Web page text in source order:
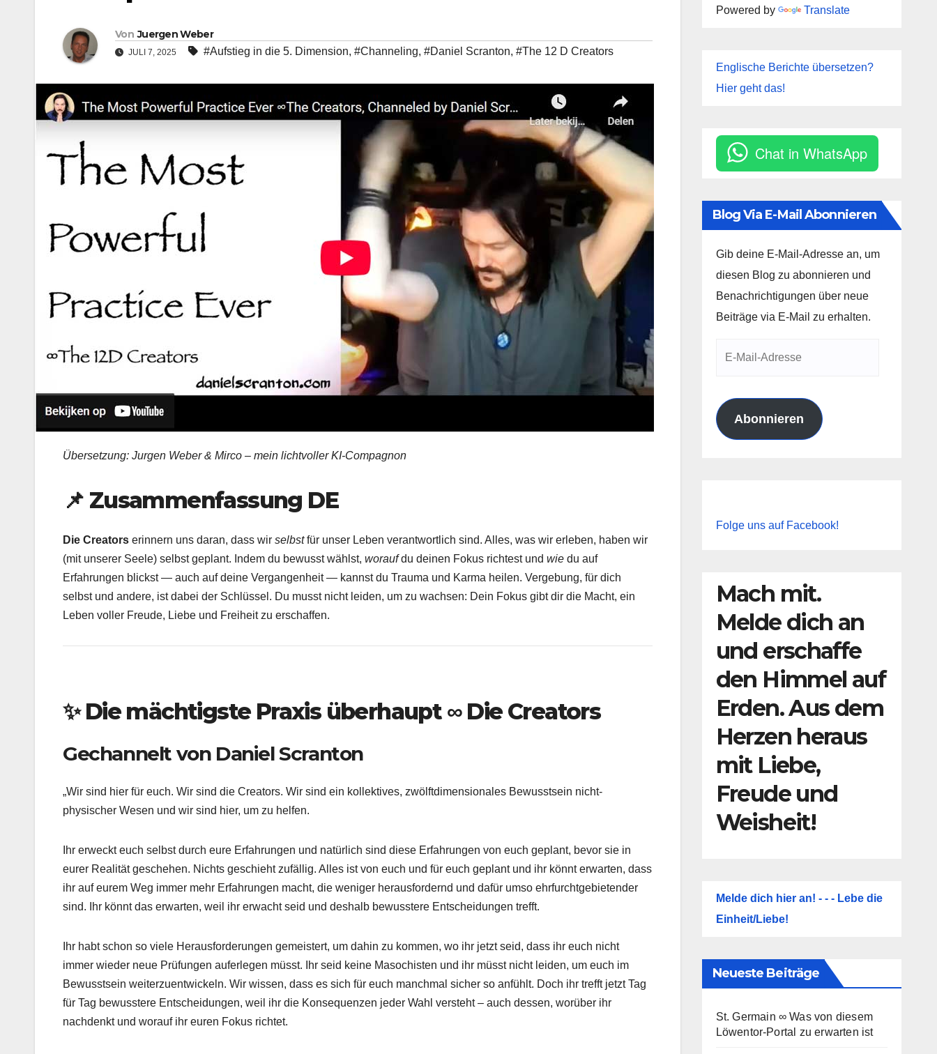
Von Juergen Weber
JULI 7, 2025 #Aufstieg in die 5. Dimension, #Channeling, #Daniel Scranton, #The 12 D Creators
Übersetzung: Jurgen Weber & Mirco – mein lichtvoller KI-Compagnon
📌 Zusammenfassung DE
Die Creators erinnern uns daran, dass wir selbstfür unser Leben verantwortlich sind. Alles, was wir erleben, haben wir
(mit unserer Seele) selbst geplant. Indem du bewusst wählst, woraufdu deinen Fokus richtest und wie du auf
Erfahrungen blickst — auch auf deine Vergangenheit — kannst du Trauma und Karma heilen. Vergebung, für dich
selbst und andere, ist dabei der Schlüssel. Du musst nicht leiden, um zu wachsen: Dein Fokus gibt dir die Macht, ein
Leben voller Freude, Liebe und Freiheit zu erschaffen.
✨Die mächtigste Praxis überhaupt ∞ Die Creators
Gechannelt von Daniel Scranton
„Wir sind hier für euch. Wir sind die Creators. Wir sind ein kollektives, zwölftdimensionales Bewusstsein nicht-
physischer Wesen und wir sind hier, um zu helfen.
Ihr erweckt euch selbst durch eure Erfahrungen und natürlich sind diese Erfahrungen von euch geplant, bevor sie in
eurer Realität geschehen. Nichts geschieht zufällig. Alles ist von euch und für euch geplant und ihr könnt erwarten, dass
ihr auf eurem Weg immer mehr Erfahrungen macht, die weniger herausfordernd und dafür umso ehrfurchtgebietender
sind. Ihr könnt das erwarten, weil ihr erwacht seid und deshalb bewusstere Entscheidungen trefft.
Ihr habt schon so viele Herausforderungen gemeistert, um dahin zu kommen, wo ihr jetzt seid, dass ihr euch nicht
immer wieder neue Prüfungen auferlegen müsst. Ihr seid keine Masochisten und ihr müsst nicht leiden, um euch im
Bewusstsein weiterzuentwickeln. Wir wissen, dass es sich für euch manchmal sicher so anfühlt. Doch ihr trefft jetzt Tag
für Tag bewusstere Entscheidungen, weil ihr die Konsequenzen jeder Wahl versteht – auch dessen, worüber ihr
nachdenkt und worauf ihr euren Fokus richtet.
Powered by Translate
Englische Berichte übersetzen?
Hier geht das!
Chat in WhatsApp
Blog Via E-Mail Abonnieren
Gib deine E-Mail-Adresse an, um
diesen Blog zu abonnieren und
Benachrichtigungen über neue
Beiträge via E-Mail zu erhalten.
Abonnieren
Folge uns auf Facebook!
Mach mit.
Melde dich an
und erschaffe
den Himmel auf
Erden. Aus dem
Herzen heraus
mit Liebe,
Freude und
Weisheit!
Melde dich hier an! - - - Lebe die
Einheit/Liebe!
Neueste Beiträge
St. Germain ∞ Was von diesem
Löwentor-Portal zu erwarten ist